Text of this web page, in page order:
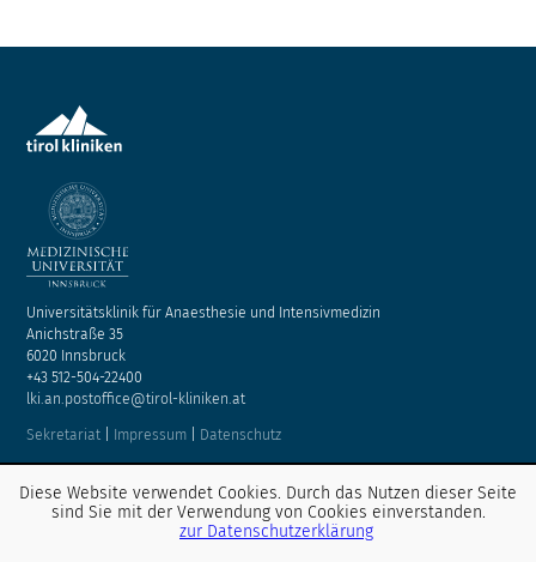
Universitätsklinik für Anaesthesie und Intensivmedizin
Anichstraße 35
6020 Innsbruck
+43 512-504-22400
lki.an.postoffice@tirol-kliniken.at
Sekretariat Impressum Datenschutz
Entdecken Sie unsere Social Media-Kanäle
Diese Website verwendet Cookies. Durch das Nutzen dieser Seite
sind Sie mit der Verwendung von Cookies einverstanden.
zur Datenschutzerklärung